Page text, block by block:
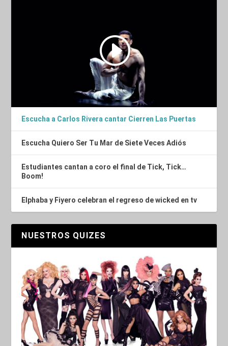
Escucha a Carlos Rivera cantar Cierren Las Puertas
Escucha Quiero Ser Tu Mar de Siete Veces Adiós
Estudiantes cantan a coro el final de Tick, Tick…
Boom!
Elphaba y Fiyero celebran el regreso de wicked en tv
NUESTROS QUIZES